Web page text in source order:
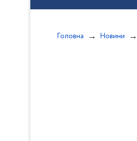
Головна Новини